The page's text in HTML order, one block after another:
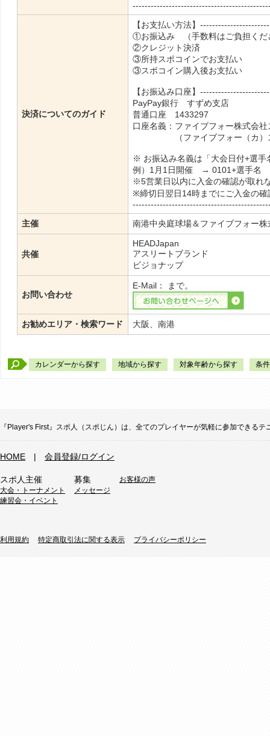
決済についてのガイド
【お支払い方法】
①お振込み （手数料はご負担くだ
②クレジット決済
③所持スポコインでお支払い
③スポコイン購入後お支払い
【お振込み口座】
PayPay銀行 すずめ支店
普通口座 1433297
口座名義：ファイブフォー株式会
（ファイブフォー（カ）ス
※ お振込み名義は「大会日付+選手
例）1月1日開催 → 0101+選手名
※5営業日以内に入金の確認が取れ
※締切日翌日14時までにご入金の
主催
南港中央庭球場＆ファイブフォー株
共催
HEADJapan
アスリートブランド
ビジョナップ
お問い合わせ
E-Mail： まで。
お勧めエリア・検索ワード 大阪、南港
カレンダーから探す 地域から探す 対象年齢から探す 条
『Player's First』スポ人（スポじん）は、全てのプレイヤーが気軽に参加できる
HOME | 会員登録/ログイン
スポ人主催
大会・トーナメント
練習会・イベント
募集
メッセージ
お客様の声
利用規約 特定商取引法に関する表示 プライバシーポリシー